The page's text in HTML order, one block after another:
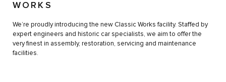
WORKS
We’re proudly introducing the new Classic Works facility. Staffed by
expert engineers and historic car specialists, we aim to offer the
very finest in assembly, restoration, servicing and maintenance
facilities.